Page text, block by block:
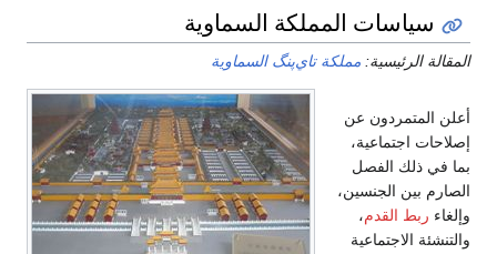
سياسات المملكة السماوية
المقالة الرئيسية: مملكة تاي‌پنگ السماوية
أعلن المتمردون عن
إصلاحات اجتماعية،
بما في ذلك الفصل
الصارم بين الجنسين،
وإلغاء ربط القدم،
والتنشئة الاجتماعية